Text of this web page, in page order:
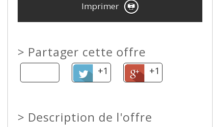
Imprimer
> Partager cette offre
+1 +1
> Description de l'offre